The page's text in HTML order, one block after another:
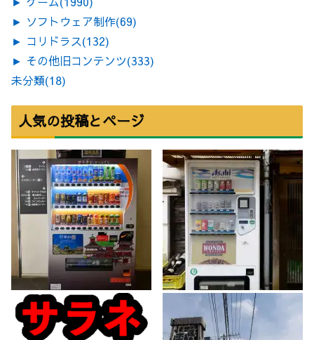
► ソフトウェア制作(69)
► コリドラス(132)
► その他旧コンテンツ(333)
未分類(18)
人気の投稿とページ